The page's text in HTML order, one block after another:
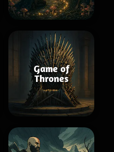
Game of
Thrones